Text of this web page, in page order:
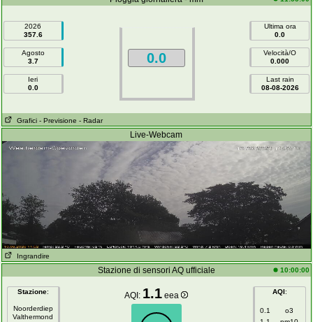
2026
357.6
Agosto
3.7
Ieri
0.0
0.0
Ultima ora
0.0
Velocità/O
0.000
Last rain
08-08-2026
Grafici - Previsione - Radar
Live-Webcam
Ingrandire
Stazione di sensori AQ ufficiale 10:00:00
Stazione:
Noorderdiep
Valthermond
AQI: 1.1 eea AQI:
0.1
o3